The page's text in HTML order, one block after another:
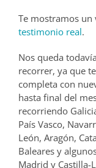
Te mostramos un
testimonio real.
Nos queda
recorrer, ya que
completa con
hasta final del
recorriendo
País Vasco,
León, Aragón,
Baleares y
Madrid y Castilla-